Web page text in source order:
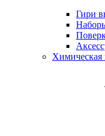
Гири
Химическая